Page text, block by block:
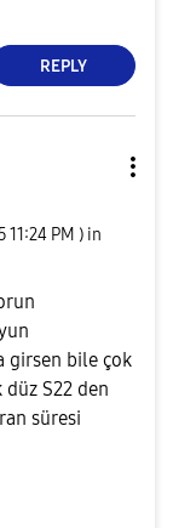
REPLY
11:24 PM ) in
girsen bile çok
düz S22 den
süresi